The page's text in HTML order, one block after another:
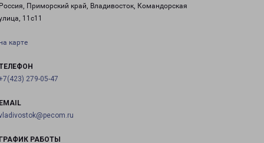
Приморский край, Владивосток, Командорская
11с11
карте
279-05-47
РАБОТЫ